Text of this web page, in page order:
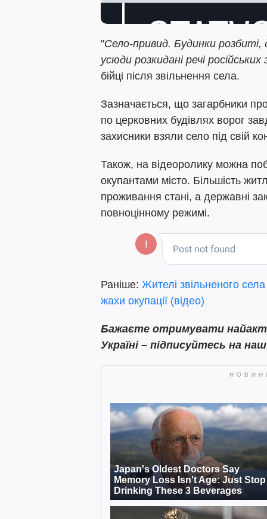
"Село-привид. Будинки розбиті,
усюди розкидані речі російських
бійці після звільнення села.
Зазначається, що загарбники
по церковних будівлях ворог
захисники взяли село під свій
Також, на відеоролику можна
окупантами місто. Більшість
проживання стані, а державні
повноцінному режимі.
Раніше: Жителі звільненого
жахи окупації (відео)
Бажаєте отримувати
Україні – підписуйтесь на